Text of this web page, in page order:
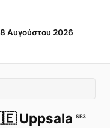
Αυγούστου 2026
Uppsala SE3